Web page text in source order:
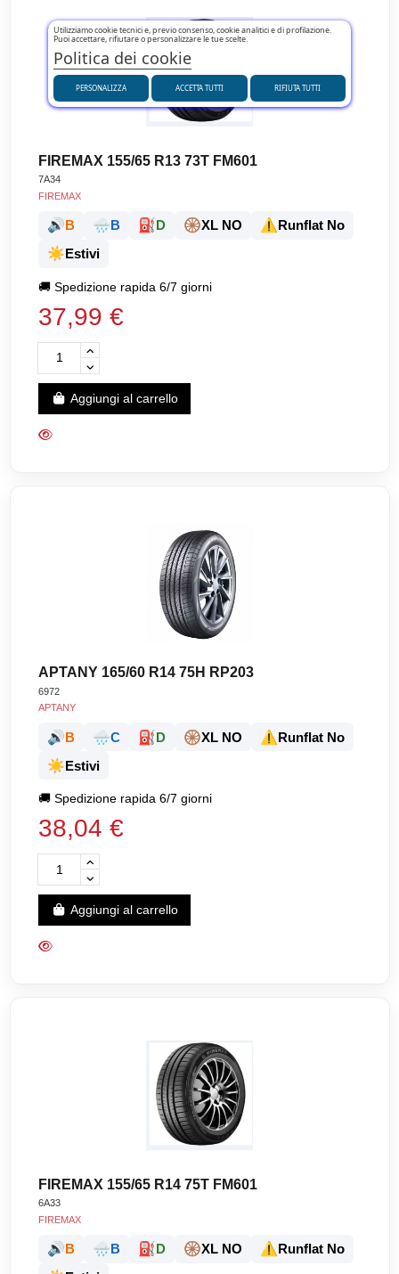
FIREMAX 155/65 R13 73T FM601
7A34
FIREMAX
🔊 B 🌧️ B ⛽ D 🛞XL NO ⚠️ Runflat No
☀️ Estivi
🚚Spedizione rapida 6/7 giorni
37,99 €
Aggiungi al carrello
APTANY 165/60 R14 75H RP203
6972
APTANY
🔊B 🌧️C ⛽D 🛞XL NO ⚠️Runflat No
☀️Estivi
🚚Spedizione rapida 6/7 giorni
38,04 €
Aggiungi al carrello
FIREMAX 155/65 R14 75T FM601
6A33
FIREMAX
🔊B 🌧️B ⛽D 🛞XL NO ⚠️Runflat No
Utilizziamo cookie tecnici e, previo consenso, cookie analitici e di profilazione.
Puoi accettare, rifiutare o personalizzare le tue scelte.
Politica dei cookie
PERSONALIZZA RIFIUTA TUTTI
ACCETTA TUTTI